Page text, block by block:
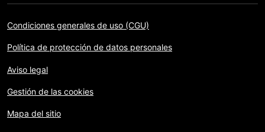
Condiciones generales de uso (CGU)
Política de protección de datos personales
Aviso legal
Gestión de las cookies
Mapa del sitio